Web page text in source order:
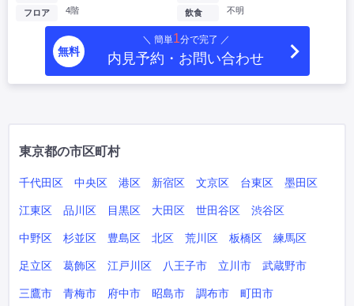
フロア 4階 飲食 不明
無料
＼ 簡単1分で完了 ／
内見予約・お問い合わせ
東京都の市区町村
千代田区 中央区 港区 新宿区 文京区 台東区 墨田区
江東区 品川区 目黒区 大田区 世田谷区 渋谷区
中野区 杉並区 豊島区 北区 荒川区 板橋区 練馬区
足立区 葛飾区 江戸川区 八王子市 立川市 武蔵野市
三鷹市 青梅市 府中市 昭島市 調布市 町田市